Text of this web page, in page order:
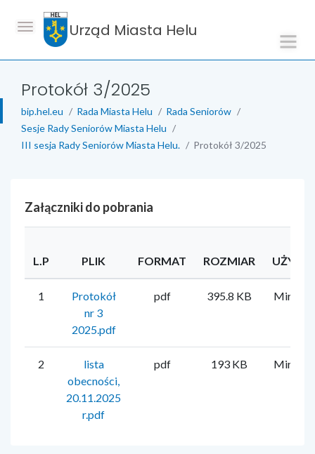
Urząd Miasta Helu
Protokół 3/2025
bip.hel.eu Rada Miasta Helu
Rada Seniorów
Sesje Rady Seniorów Miasta Helu
III sesja Rady Seniorów Miasta Helu.
Protokół 3/2025
Załączniki do pobrania
L.P PLIK FORMAT ROZMIAR
1
Protokół
nr 3
2025.pdf
pdf 395.8 KB Mirela
2
lista
obecności,
20.11.2025
r.pdf
pdf 193 KB Mirela